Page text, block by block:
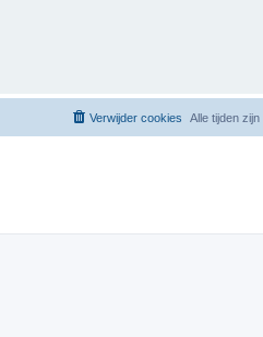
Alle tijden zijn
Verwijder cookies